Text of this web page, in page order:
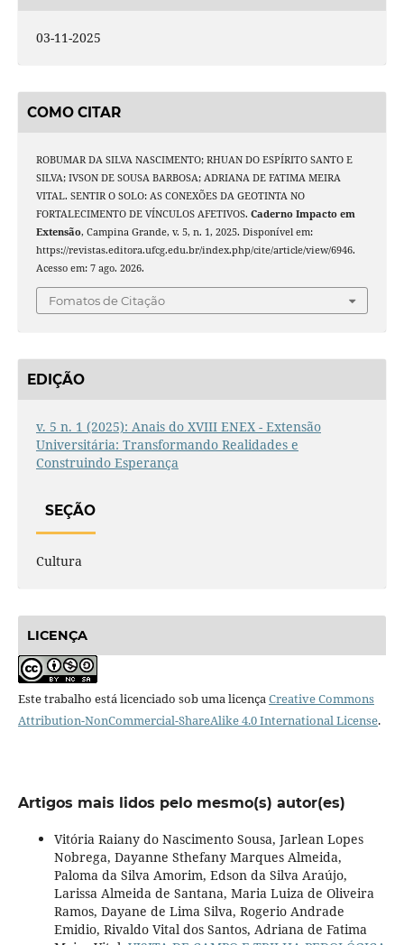
03-11-2025
COMO CITAR
ROBUMAR DA SILVA NASCIMENTO; RHUAN DO ESPÍRITO SANTO E
SILVA; IVSON DE SOUSA BARBOSA; ADRIANA DE FATIMA MEIRA
VITAL. SENTIR O SOLO: AS CONEXÕES DA GEOTINTA NO
FORTALECIMENTO DE VÍNCULOS AFETIVOS. Caderno Impacto em
Extensão, Campina Grande, v. 5, n. 1, 2025. Disponível em:
https://revistas.editora.ufcg.edu.br/index.php/cite/article/view/6946.
Acesso em: 7 ago. 2026.
Fomatos de Citação
EDIÇÃO
v. 5 n. 1 (2025): Anais do XVIII ENEX - Extensão
Universitária: Transformando Realidades e
Construindo Esperança
SEÇÃO
Cultura
LICENÇA
Este trabalho está licenciado sob uma licençaCreative Commons
Attribution-NonCommercial-ShareAlike 4.0 International License.
Artigos mais lidos pelo mesmo(s) autor(es)
Vitória Raiany do Nascimento Sousa, Jarlean Lopes
Nobrega, Dayanne Sthefany Marques Almeida,
Paloma da Silva Amorim, Edson da Silva Araújo,
Larissa Almeida de Santana, Maria Luiza de Oliveira
Ramos, Dayane de Lima Silva, Rogerio Andrade
Emidio, Rivaldo Vital dos Santos, Adriana de Fatima